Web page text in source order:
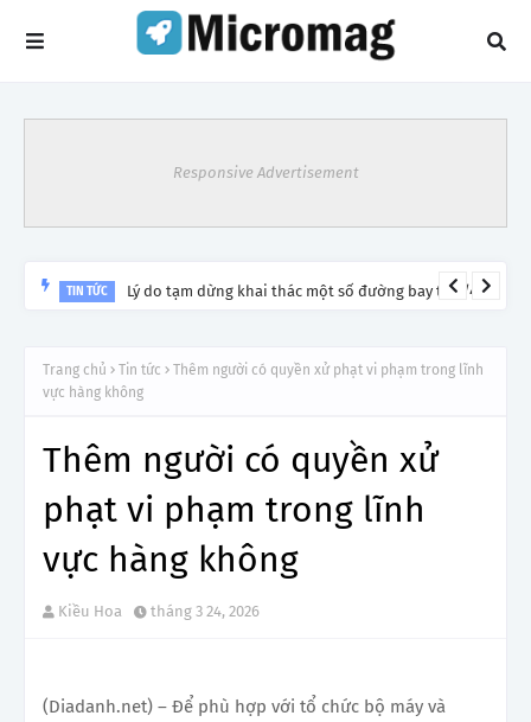
Responsive Advertisement
TIN TỨC Lý do tạm dừng khai thác một số đường bay từ 1/4
Trang chủ Tin tức
Thêm người có quyền xử phạt vi phạm trong lĩnh
vực hàng không
Thêm người có quyền xử
phạt vi phạm trong lĩnh
vực hàng không
Kiều Hoa tháng 3 24, 2026
(Diadanh.net) – Để phù hợp với tổ chức bộ máy và